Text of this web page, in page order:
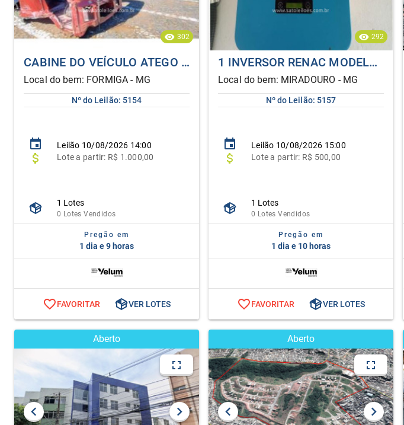
302
CABINE DO VEÍCULO ATEGO 3033 8X2 2P 2005
Local do bem: FORMIGA - MG
Nº do Leilão: 5154
Leilão 10/08/2026 14:00
Lotea partir: R$ 1.000,00
1 Lotes
0 Lotes Vendidos
Pregão em
1 dia e 9 horas
FAVORITAR VER LOTES
292
1 INVERSOR RENAC MODELO VETYS 6KW E 10 MÓDULOS
Local do bem: MIRADOURO - MG
Nº do Leilão: 5157
Leilão 10/08/2026 15:00
Lotea partir: R$ 500,00
1 Lotes
0 Lotes Vendidos
Pregão em
1 dia e 10 horas
FAVORITAR VER LOTES
Aberto Aberto